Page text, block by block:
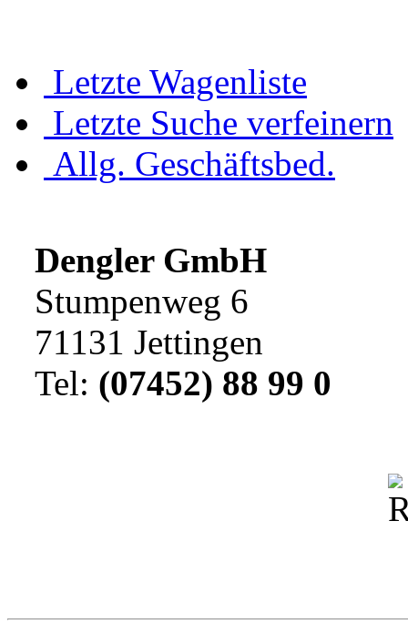
Letzte Wagenliste
Letzte Suche verfeinern
Allg. Geschäftsbed.
Dengler GmbH
Stumpenweg 6
71131 Jettingen
Tel: (07452) 88 99 0